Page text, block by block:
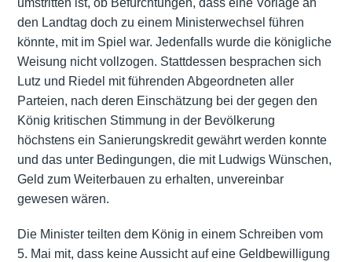
umstritten ist, ob Befürchtungen, dass eine Vorlage an
den Landtag doch zu einem Ministerwechsel führen
könnte, mit im Spiel war. Jedenfalls wurde die königliche
Weisung nicht vollzogen. Stattdessen besprachen sich
Lutz und Riedel mit führenden Abgeordneten aller
Parteien, nach deren Einschätzung bei der gegen den
König kritischen Stimmung in der Bevölkerung
höchstens ein Sanierungskredit gewährt werden konnte
und das unter Bedingungen, die mit Ludwigs Wünschen,
Geld zum Weiterbauen zu erhalten, unvereinbar
gewesen wären.
Die Minister teilten dem König in einem Schreiben vom
5. Mai mit, dass keine Aussicht auf eine Geldbewilligung